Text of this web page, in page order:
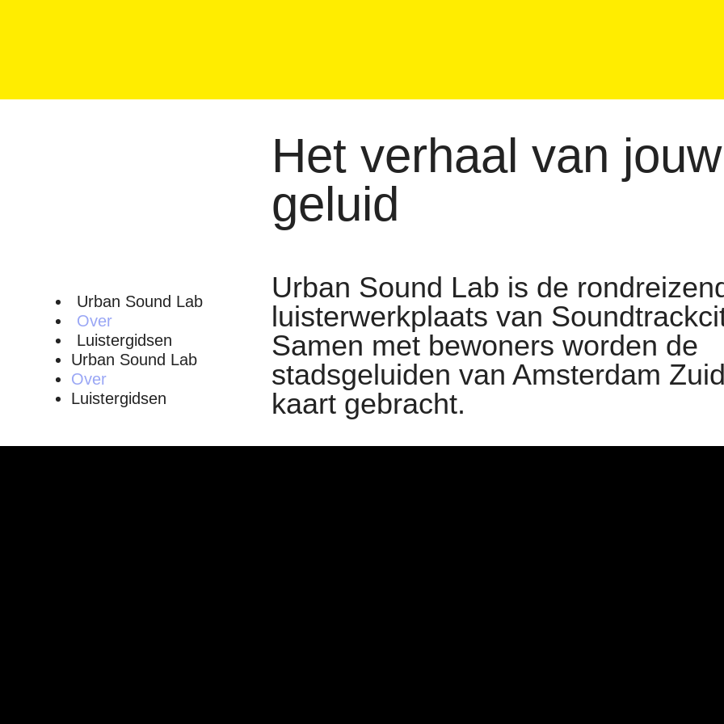
Urban Sound Lab
Over
Luistergidsen
Urban Sound Lab
Over
Luistergidsen
Het verhaal van jouw
geluid
Urban Sound Lab is de
luisterwerkplaats van
Samen met bewoners worden de
stadsgeluiden van Amsterdam
kaart gebracht.